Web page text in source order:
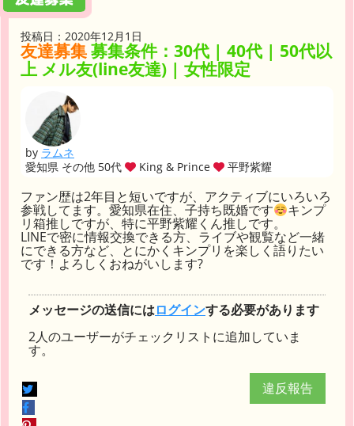
投稿日：2020年12月1日
友達募集募集条件：30代 | 40代 | 50代以
上 メル友(line友達) | 女性限定
by ラムネ
愛知県 その他 50代
King & Prince 平野紫耀
ファン歴は2年目と短いですが、アクティブにいろいろ
参戦してます。愛知県在住、子持ち既婚です キンプ
リ箱推しですが、特に平野紫耀くん推しです。
LINEで密に情報交換できる方、ライブや観覧など一緒
にできる方など、とにかくキンプリを楽しく語りたい
です！よろしくおねがいします?
メッセージの送信にはログインする必要があります
2人のユーザーがチェックリストに追加していま
す。
違反報告